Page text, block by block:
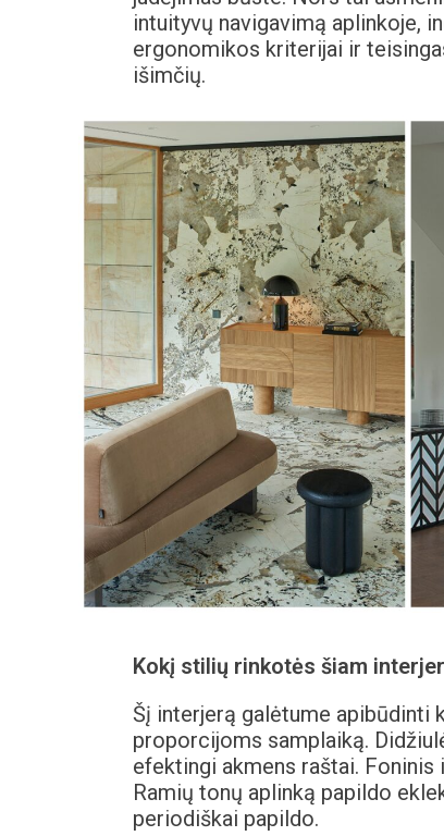
intuityvų navigavimą aplinkoje,
ergonomikos kriterijai ir
išimčių.
Kokį stilių rinkotės šiam
Šį interjerą galėtume apibūdinti
proporcijoms samplaiką.
efektingi akmens raštai.
Ramių tonų aplinką papildo
periodiškai papildo.